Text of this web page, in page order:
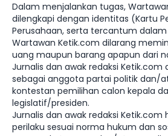
Dalam menjalankan tugas,
dilengkapi dengan identitas (Kartu
Perusahaan, serta tercantum dalam
Wartawan Ketik.com dilarang
uang maupun barang apapun dari
Jurnalis dan awak redaksi
sebagai anggota partai politik dan/
kontestan pemilihan calon kepala
legislatif/presiden.
Jurnalis dan awak redaksi Ketik.com
perilaku sesuai norma hukum dan